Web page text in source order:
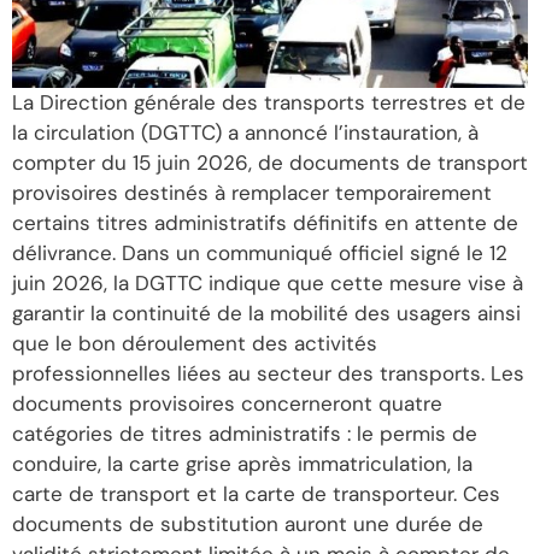
La Direction générale des transports terrestres et de
la circulation (DGTTC) a annoncé l’instauration, à
compter du 15 juin 2026, de documents de transport
provisoires destinés à remplacer temporairement
certains titres administratifs définitifs en attente de
délivrance. Dans un communiqué officiel signé le 12
juin 2026, la DGTTC indique que cette mesure vise à
garantir la continuité de la mobilité des usagers ainsi
que le bon déroulement des activités
professionnelles liées au secteur des transports. Les
documents provisoires concerneront quatre
catégories de titres administratifs : le permis de
conduire, la carte grise après immatriculation, la
carte de transport et la carte de transporteur. Ces
documents de substitution auront une durée de